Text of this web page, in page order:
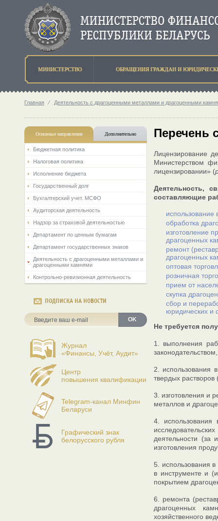
МИНИСТЕРСТВО ОБРАЩЕНИЯ ГРАЖДАН И
Главная ⁄ Деятельность с драгоценными металлами и драгоценными
Основные направления Дополнительно
Бюджетная политика
Налоговая политика
Исполнение бюджета
Государственный долг
Бухгалтерский учет. МСФО
Аудиторская деятельность
Надзор за страховой деятельностью
Департамент по ценным бумагам
Департамент государственных знаков
Деятельность с драгоценными металлами и
драгоценными камнями
Контрольно-ревизионная деятельность
ПОДПИСКА НА НОВОСТИ
OK
Журнал
«Финансы, Учёт, Аудит»
Центр
повышения квалификации
Telegram-канал Минфин
Беларуси
Графический знак
белорусского рубля
Перечень
Лицензирование
Министерством
лицензировании» (
Деятельность,
составляющие
использование
обработка
изготовление
драгоценных
ремонт
драгоценных
оптовая
розничная
прием от
скупка
сбор и
юридических и
Не требуется
1. выполнения
2. использования
твердых растворов
3. изготовления и
металлов и
4. использования
деятельности (за
изготовления
5. использования
в инструменте и
покрытием
6. ремонта
драгоценных
хозяйственного